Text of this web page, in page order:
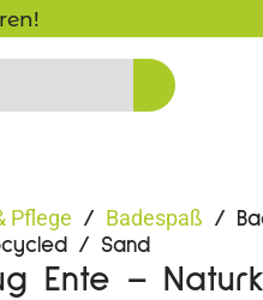
Pflege / Badespaß /
/ Sand
Ente –